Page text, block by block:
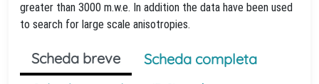
greater than 3000 m.w.e. In addition the data have been used
to search for large scale anisotropies.
Scheda breve
Scheda completa